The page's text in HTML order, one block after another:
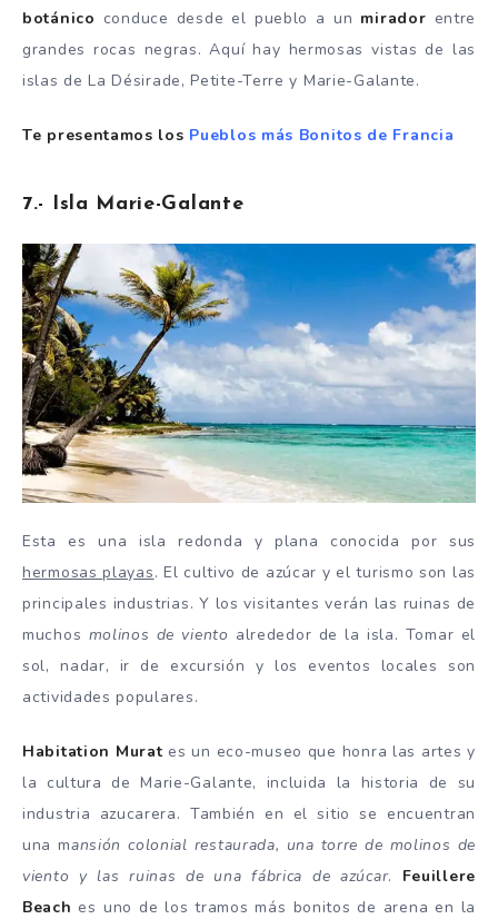
botánico conduce desde el pueblo a un mirador entre
grandes rocas negras. Aquí hay hermosas vistas de las
islas de La Désirade, Petite-Terre y Marie-Galante.
Te presentamos los Pueblos más Bonitos de Francia
7.- Isla Marie-Galante
Esta es una isla redonda y plana conocida por sus
hermosas playas. El cultivo de azúcar y el turismo son las
principales industrias. Y los visitantes verán las ruinas de
muchos molinos de viento alrededor de la isla. Tomar el
sol, nadar, ir de excursión y los eventos locales son
actividades populares.
Habitation Murat es un eco-museo que honra las artes y
la cultura de Marie-Galante, incluida la historia de su
industria azucarera. También en el sitio se encuentran
una mansión colonial restaurada, una torre de molinos de
viento y las ruinas de una fábrica de azúcar. Feuillere
Beach es uno de los tramos más bonitos de arena en la